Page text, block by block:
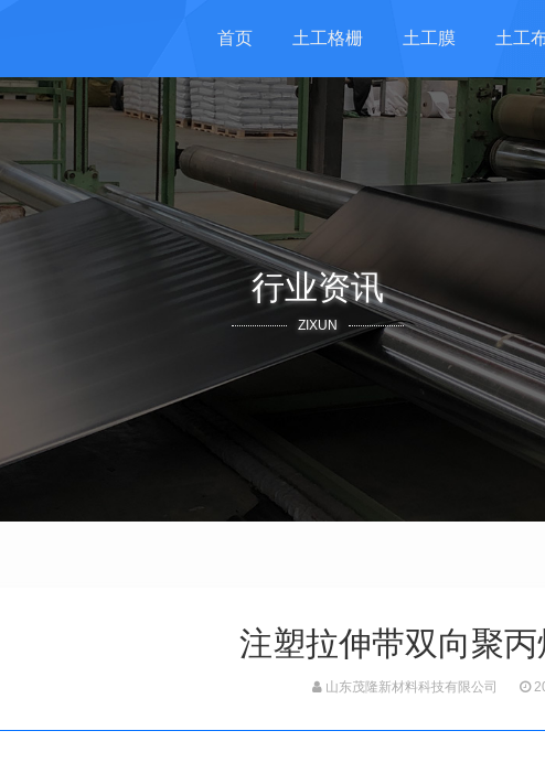
首页 土工格栅 土工膜 土工
行业资讯
ZIXUN
注塑拉伸带双向聚
山东茂隆新材料科技有限公司